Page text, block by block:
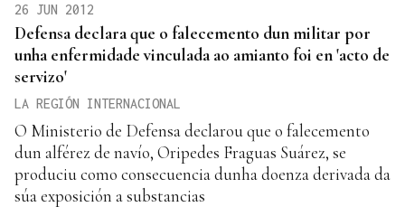
26 JUN 2012
Defensa declara que o falecemento dun militar por
unha enfermidade vinculada ao amianto foi en 'acto de
servizo'
LA REGIÓN INTERNACIONAL
O Ministerio de Defensa declarou que o falecemento
dun alférez de navío, Oripedes Fraguas Suárez, se
produciu como consecuencia dunha doenza derivada da
súa exposición a substancias